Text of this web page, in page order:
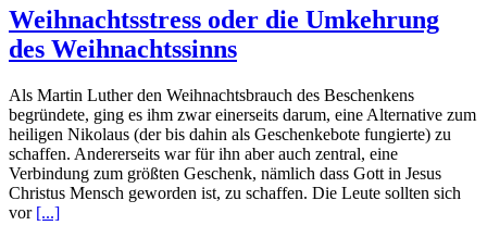
Weihnachtsstress oder die Umkehrung
des Weihnachtssinns
Als Martin Luther den Weihnachtsbrauch des Beschenkens
begründete, ging es ihm zwar einerseits darum, eine Alternative zum
heiligen Nikolaus (der bis dahin als Geschenkebote fungierte) zu
schaffen. Andererseits war für ihn aber auch zentral, eine
Verbindung zum größten Geschenk, nämlich dass Gott in Jesus
Christus Mensch geworden ist, zu schaffen. Die Leute sollten sich
vor [...]